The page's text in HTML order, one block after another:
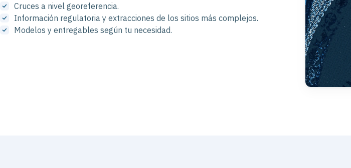
Cruces a nivel georeferencia.
Información regulatoria y extracciones de los sitios más complejos.
Modelos y entregables según tu necesidad.